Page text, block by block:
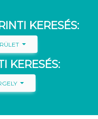
KERESÉS:
KERESÉS: